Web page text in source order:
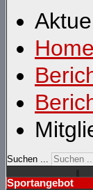
Home
Suchen ...
Sportangebot